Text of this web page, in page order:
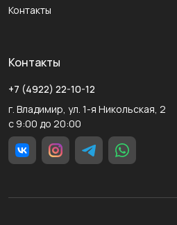
Контакты
Контакты
+7 (4922) 22-10-12
г. Владимир, ул. 1-я Никольская, 2
с 9:00 до 20:00